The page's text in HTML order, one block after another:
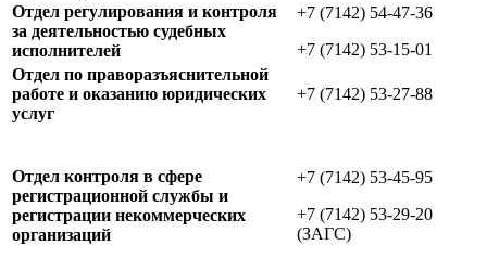
Отдел регулирования и контроля
за деятельностью судебных
исполнителей
+7 (7142) 54-47-36
+7 (7142) 53-15-01
Отдел по праворазъяснительной
работе и оказанию юридических
услуг
+7 (7142) 53-27-88
Отдел контроля в сфере
регистрационной службы и
регистрации некоммерческих
организаций
+7 (7142) 53-45-95
+7 (7142) 53-29-20
(ЗАГС)